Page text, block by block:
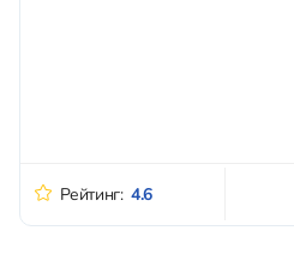
Рейтинг: 4.6